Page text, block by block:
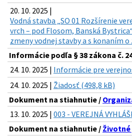
20. 10. 2025 |
Vodná stavba „SO 01 Rozšírenie
vrch – pod Flosom, Banská
zmeny vodnej stavby a s konaním
Informácie podľa § 38 zákona č.
24. 10. 2025 | Informácie pre
24. 10. 2025 | Žiadosť (498,8 kB)
Dokument na stiahnutie /
13. 10. 2025 | 003 - VEREJNÁ
Dokument na stiahnutie /